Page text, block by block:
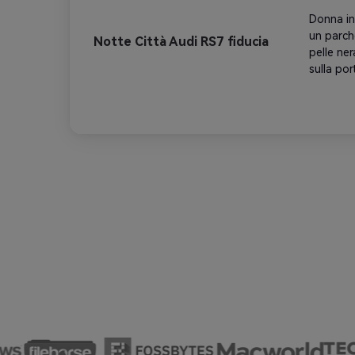
di
Non
Notte Città Audi RS7 fiducia
Donna
un
pelle
sulla
film,
8K.